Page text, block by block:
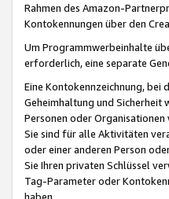
Rahmen des Amazon-
Kontokennungen über den
Um Programmwerbeinhalte
erforderlich, eine separate
Eine Kontokennzeichnung, bei
Geheimhaltung und Sicherheit
Personen oder
Sie sind für alle Aktivitäten
oder einer anderen Person
Sie Ihren privaten Schlüssel
Tag-Parameter oder
haben.